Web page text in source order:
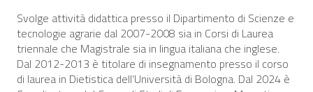
Svolge attività didattica presso il Dipartimento di Scienze e
tecnologie agrarie dal 2007-2008 sia in Corsi di Laurea
triennale che Magistrale sia in lingua italiana che inglese.
Dal 2012-2013 è titolare di insegnamento presso il corso
di laurea in Dietistica dell’Università di Bologna. Dal 2024 è